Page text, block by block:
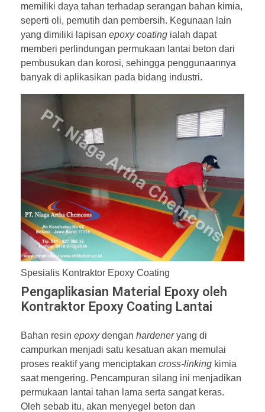
memiliki daya tahan terhadap serangan bahan kimia,
seperti oli, pemutih dan pembersih. Kegunaan lain
yang dimiliki lapisan epoxy coating ialah dapat
memberi perlindungan permukaan lantai beton dari
pembusukan dan korosi, sehingga penggunaannya
banyak di aplikasikan pada bidang industri.
Spesialis Kontraktor Epoxy Coating
Pengaplikasian Material Epoxy oleh
Kontraktor Epoxy Coating Lantai
Bahan resin epoxydengan hardeneryang di
campurkan menjadi satu kesatuan akan memulai
proses reaktif yang menciptakan cross-linking kimia
saat mengering. Pencampuran silang ini menjadikan
permukaan lantai tahan lama serta sangat keras.
Oleh sebab itu, akan menyegel beton dan